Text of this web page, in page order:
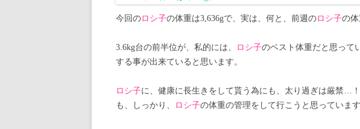
今回のロシ子の体重は3,636gで、実は、何と、前週のロシ子の体
3.6kg台の前半位が、私的には、 ロシ子のベスト体重だと思って
する事が出来ていると思います。
ロシ子に、健康に長生きをして貰う為にも、太り過ぎは厳禁…
も、しっかり、
ロシ子の体重の管理をして行こうと思っています